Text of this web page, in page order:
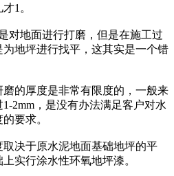
1。
对地面进行打磨，但是在施工过
地坪进行找平，这其实是一个错
的厚度是非常有限度的，一般来
2mm，是没有办法满足客户对水
要求。
决于原水泥地面基础地坪的平
实行涂水性环氧地坪漆。